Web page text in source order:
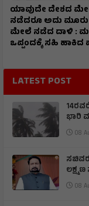
ಯಾವುದೇ ದೇಶದ
ನಡೆದರೂ ಅದು
ಮೇಲೆ ನಡೆದ ದಾಳಿ :
ಒಪ್ಪಂದಕ್ಕೆ ಸಹಿ ಹಾಕಿದ
LATEST POST
ಭಾರಿ
08
08